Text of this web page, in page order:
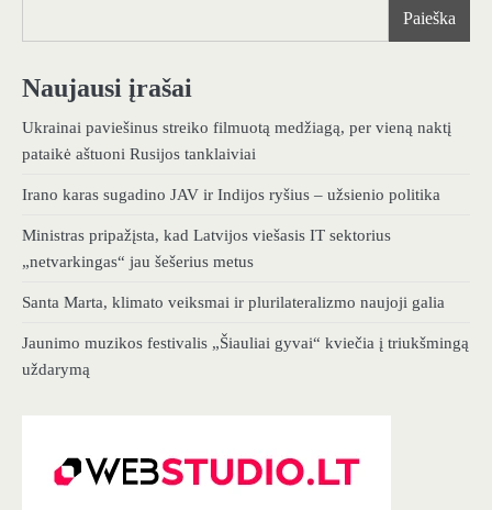
Paieška
Naujausi įrašai
Ukrainai paviešinus streiko filmuotą medžiagą, per vieną naktį
pataikė aštuoni Rusijos tanklaiviai
Irano karas sugadino JAV ir Indijos ryšius – užsienio politika
Ministras pripažįsta, kad Latvijos viešasis IT sektorius
„netvarkingas“ jau šešerius metus
Santa Marta, klimato veiksmai ir plurilateralizmo naujoji galia
Jaunimo muzikos festivalis „Šiauliai gyvai“ kviečia į triukšmingą
uždarymą